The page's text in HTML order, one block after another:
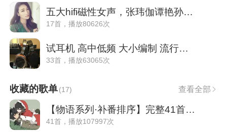
五大hifi磁性女声，张玮伽谭艳孙露雷婷南妮
17首，播放80626次
试耳机 高中低频 大小编制 流行电音纯音乐
33首，播放63065次
收藏的歌单(17) 查看全部
【物语系列·补番排序】完整41首OP&ED目录
41首，播放107997次